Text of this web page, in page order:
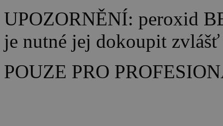
UPOZORNĚNÍ: peroxid
je nutné jej dokoupit zvlášť
POUZE PRO